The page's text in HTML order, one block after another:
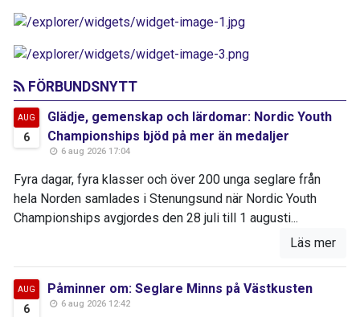
FÖRBUNDSNYTT
AUG
6
Glädje, gemenskap och lärdomar: Nordic Youth
Championships bjöd på mer än medaljer
6 aug 2026 17:04
Fyra dagar, fyra klasser och över 200 unga seglare från
hela Norden samlades i Stenungsund när Nordic Youth
Championships avgjordes den 28 juli till 1 augusti...
Läs mer
AUG
6
Påminner om: Seglare Minns på Västkusten
6 aug 2026 12:42